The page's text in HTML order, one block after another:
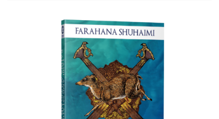
riwayat nenek moyang mereka.